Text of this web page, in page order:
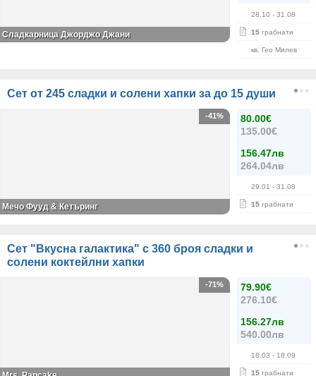
28.10 - 31.08
15 грабнати
кв. Гео Милев
Сладкарница Джорджо Джани
Сет от 245 сладки и солени хапки за до 15 души
80.00€
135.00€
156.47лв
264.04лв
29.01 - 31.08
15 грабнати
-41%
Мечо Фууд & Кетъринг
Сет "Вкусна галактика" с 360 броя сладки и
солени коктейлни хапки
79.90€
276.10€
156.27лв
540.00лв
18.03 - 18.09
15 грабнати
-71%